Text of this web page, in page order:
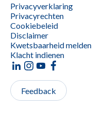
Privacyverklaring
Privacyrechten
Cookiebeleid
Disclaimer
Kwetsbaarheid melden
Klacht indienen
Feedback